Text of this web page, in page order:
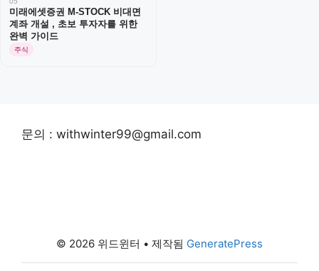
미래에셋증권 M-STOCK 비대면
계좌 개설 , 초보 투자자를 위한
완벽 가이드
주식
문의 : withwinter99@gmail.com
© 2026 위드윈터 • 제작됨 GeneratePress